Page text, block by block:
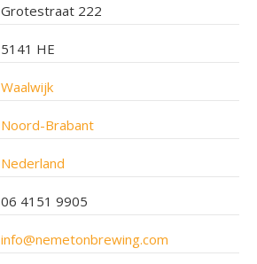
Grotestraat 222
5141 HE
Waalwijk
Noord-Brabant
Nederland
06 4151 9905
info@nemetonbrewing.com